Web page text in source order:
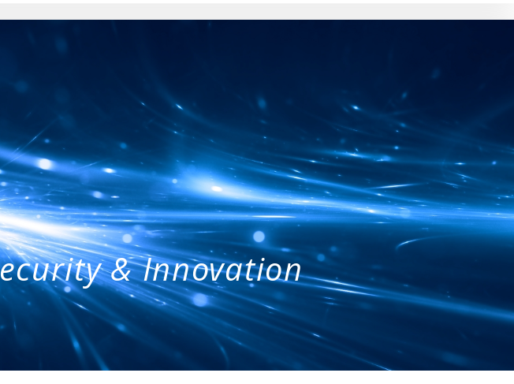
& Innovation